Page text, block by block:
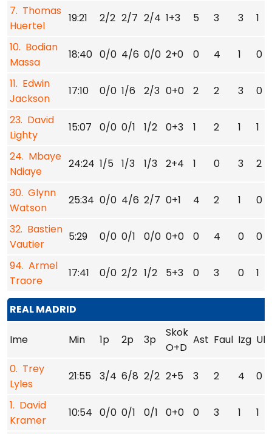
7. Thomas
Huertel
19:21 2/2 2/7 2/4 1+3 5 3 3 1
10. Bodian
Massa
18:40 0/0 4/6 0/0 2+0 0 4 1 0
11. Edwin
Jackson
17:10 0/0 1/6 2/3 0+0 2 2 3 0
23. David
Lighty
15:07 0/0 0/1 1/2 0+3 1 2 1 1
24. Mbaye
Ndiaye
24:24 1/5 1/3 1/3 2+4 1 0 3 2
30. Glynn
Watson
25:34 0/0 4/6 2/7 0+1 4 2 1 0
32. Bastien
Vautier
5:29 0/0 0/1 0/0 0+0 0 4 0 0
94. Armel
Traore
17:41 0/0 2/2 1/2 5+3 0 3 0 1
REAL MADRID
Ime Min 1p 2p 3p
Skok
O+D
Ast Faul Izg Ukr
0. Trey
Lyles
21:55 3/4 6/8 2/2 2+5 3 2 4 0
1. David
Kramer
10:54 0/0 0/1 0/1 0+0 0 3 1 1